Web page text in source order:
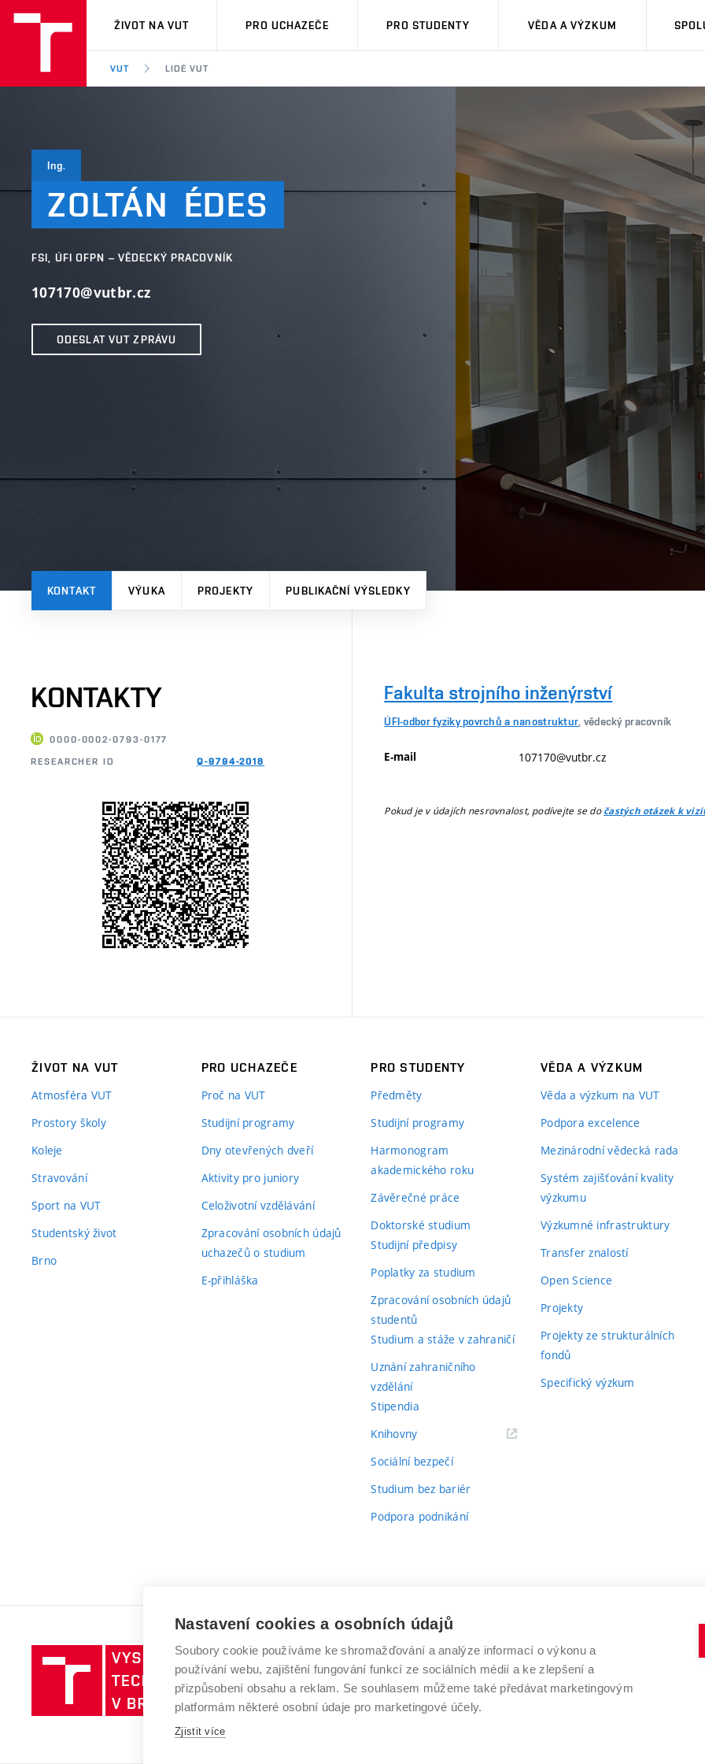
VUT
ŽIVOT NA VUT PRO UCHAZEČE PRO STUDENTY VĚDA A VÝZKUM
VUT LIDÉ VUT
Ing.
ZOLTÁN ÉDES
FSI, ÚFI OFPN – VĚDECKÝ PRACOVNÍK
107170@vutbr.cz
ODESLAT VUT ZPRÁVU
KONTAKT VÝUKA PROJEKTY PUBLIKAČNÍ VÝSLEDKY
KONTAKTY
0000-0002-0793-0177
RESEARCHER ID Q-9794-2018
Fakulta strojního inženýrství
ÚFI-odbor fyziky povrchů a nanostruktur , vědecký pracovník
E-mail 107170@vutbr.cz
Pokud je v údajích nesrovnalost, podívejte se dočastých otázek k
ŽIVOT NA VUT
Atmosféra VUT
Prostory školy
Koleje
Stravování
Sport na VUT
Studentský život
Brno
PRO UCHAZEČE
Proč na VUT
Studijní programy
Dny otevřených dveří
Aktivity pro juniory
Celoživotní vzdělávání
Zpracování osobních údajů
uchazečů o studium
E-přihláška
PRO STUDENTY
Předměty
Studijní programy
Harmonogram
akademického roku
Závěrečné práce
Doktorské studium
Studijní předpisy
Poplatky za studium
Zpracování osobních údajů
studentů
Studium a stáže v zahraničí
Uznání zahraničního
vzdělání
Stipendia
Knihovny(externí
Sociální bezpečí
Studium bez bariér
Podpora podnikání
VĚDA A VÝZKUM
Věda a výzkum na VUT
Podpora excelence
Mezinárodní vědecká rada
Systém zajišťování kvality
výzkumu
Výzkumné infrastruktury
Transfer znalostí
Open Science
Projekty
Projekty ze strukturálních
fondů
Specifický výzkum
Vysoké
učení
technické
v
VYSOKÉ UČENÍ TECHNICKÉ V BRNĚ
Antonínská 548/1
602 00 Brno
www.vut.cz
Nastavení cookies a osobních údajů
Soubory cookie používáme ke shromažďování a analýze informací o výkonu a
používání webu, zajištění fungování funkcí ze sociálních médií a ke zlepšení a
přizpůsobení obsahu a reklam. Se souhlasem můžeme také předávat marketingovým
platformám některé osobní údaje pro marketingové účely.
Zjistit více